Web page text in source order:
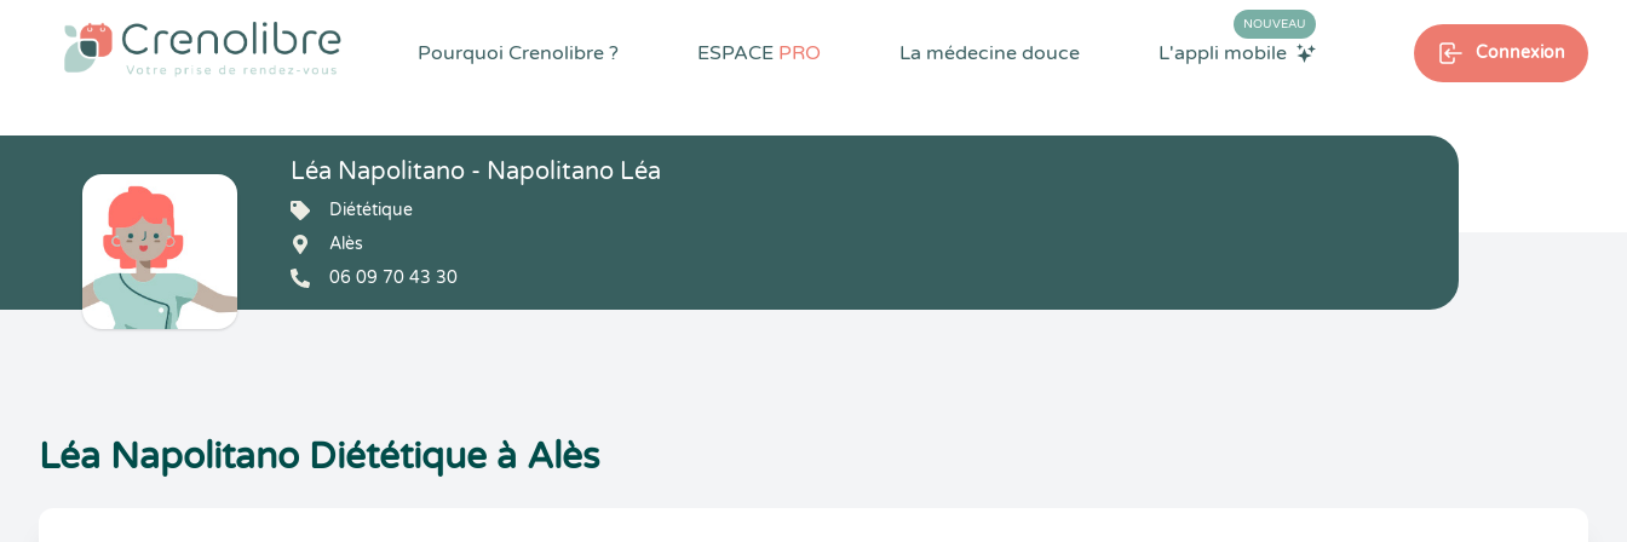
Pourquoi Crenolibre ? ESPACE PRO La médecine douce L'appli mobile
NOUVEAU
Connexion
Léa Napolitano - Napolitano Léa
Diététique
Alès
06 09 70 43 30
Léa Napolitano Diététique à Alès